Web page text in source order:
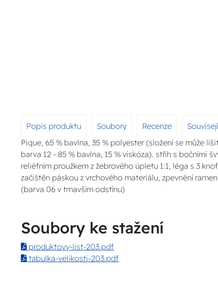
Popis produktu Soubory Recenze
Pique, 65 % bavlna, 35 % polyester (složení se může
barva 12 - 85 % bavlna, 15 % viskóza). střih s bočními
reliéfním proužkem z žebrového úpletu 1:1, léga s 3
začištěn páskou z vrchového materiálu, zpevnění
(barva 06 v tmavším odstínu)
Soubory ke stažení
produktovy-list-203.pdf
tabulka-velikosti-203.pdf